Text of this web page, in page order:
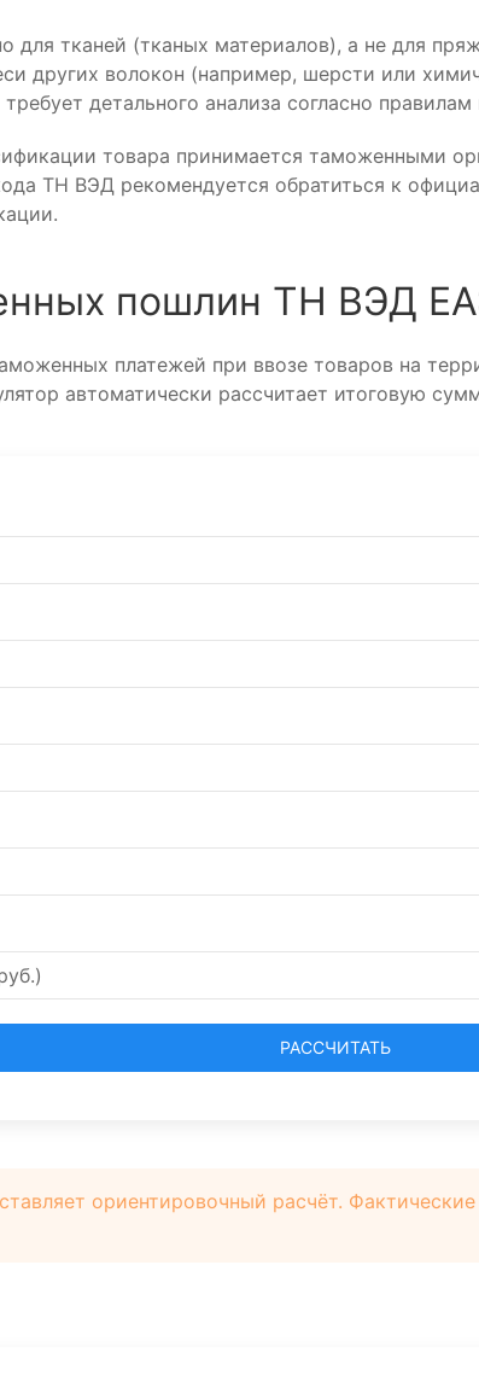
для тканей (тканых материалов), а не для
других волокон (например, шерсти или
детального анализа согласно
товара принимается таможенными
ТН ВЭД рекомендуется обратиться к
пошлин ТН ВЭД
платежей при ввозе товаров на
автоматически рассчитает итоговую
РАССЧИТАТЬ
ориентировочный расчёт.